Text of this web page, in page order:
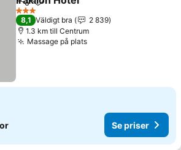
Dela Lägg till i Mina Favoriter
3 Stjärnor
8,1 Väldigt bra
2 839
1.3 km till Centrum
Massage på plats
Se priser